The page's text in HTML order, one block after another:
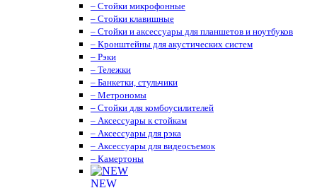
– Стойки микрофонные
– Стойки клавишные
– Стойки и аксессуары для планшетов и ноутбуков
– Кронштейны для акустических систем
– Рэки
– Тележки
– Банкетки, стульчики
– Метрономы
– Стойки для комбоусилителей
– Аксессуары к стойкам
– Аксессуары для рэка
– Аксессуары для видеосъемок
– Камертоны
NEW